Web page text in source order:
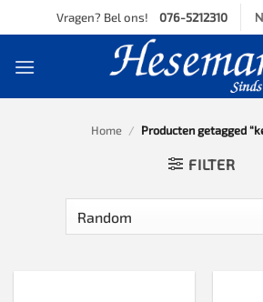
to
Vragen? Bel ons! 076-5212310
Home / Producten getagged
FILTER